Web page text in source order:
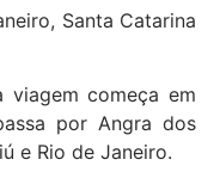
Santa Catarina
viagem começa em
por Angra dos
e Rio de Janeiro.